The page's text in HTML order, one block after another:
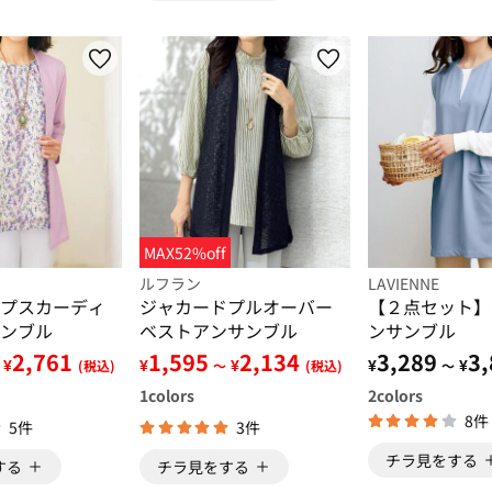
スカーディ
ブル
¥2,761 (税込)
5件
る
MAX52%off
ルフラン
ジャカードプルオーバー
ベストアンサンブル
¥1,595 ～ ¥2,134 (税込)
1colors
3件
チラ見をする
LAVIENNE
【２点セット
ンサンブル
¥3,289 ～ ¥
2colors
8件
チラ見をする